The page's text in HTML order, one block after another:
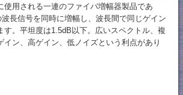
使用される一連のファイバ増幅器製品であ
長信号を同時に増幅し、波長間で同じゲイン
す。平坦度は1.5dB以下。広いスペクトル、複
イン、高ゲイン、低ノイズという利点があり